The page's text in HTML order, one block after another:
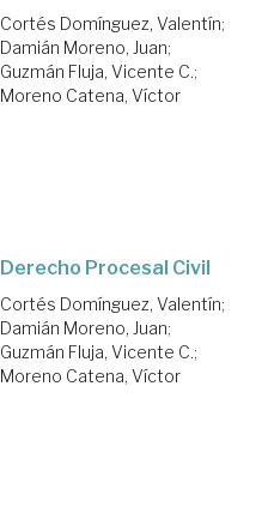
Cortés Domínguez, Valentín;
Damián Moreno, Juan;
Guzmán Fluja, Vicente C.;
Moreno Catena, Víctor
Derecho Procesal Civil
Cortés Domínguez, Valentín;
Damián Moreno, Juan;
Guzmán Fluja, Vicente C.;
Moreno Catena, Víctor